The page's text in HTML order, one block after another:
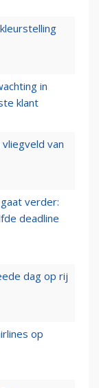
in
klant
van
verder:
deadline
dag op rij
op